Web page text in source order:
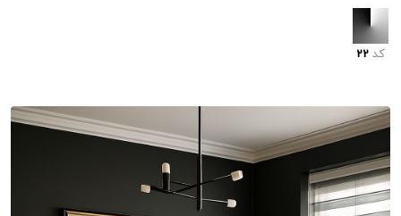
کد 22